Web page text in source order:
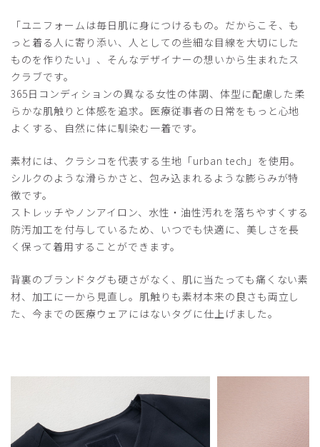
小さめ
大きめ
ストレッチ感 よく伸びる
伸びない
厚さとても薄い 厚い
スクラブは首回りの空き具合、そで口の空きが気になるとこ
ろでしたが、サイズ感がとても良い。生地は張りがあって厚
手、透けません。ポケットが胸にないけど、オーガナイザー
を使えば問題ないし、腰まわりにあるのも新鮮です。何よ
り、色味がお気に入りです。
ベビーピンク/S
sami様
購入確認済み
年齢:50代 身長: 151-155cm 体重: 46-50kg
役に立った 2
「ユニフォームは毎日肌に身につけるもの。だからこそ、も
っと着る人に寄り添い、人としての些細な目線を大切にした
ものを作りたい」、そんなデザイナーの想いから生まれたス
クラブです。
365日コンディションの異なる女性の体調、体型に配慮した柔
らかな肌触りと体感を追求。医療従事者の日常をもっと心地
よくする、自然に体に馴染む一着です。
素材には、クラシコを代表する生地「urban tech」を使用。
シルクのような滑らかさと、包み込まれるような膨らみが特
徴です。
ストレッチやノンアイロン、水性・油性汚れを落ちやすくする
防汚加工を付与しているため、いつでも快適に、美しさを長
く保って着用することができます。
背裏のブランドタグも硬さがなく、肌に当たっても痛くない素
材、加工に一から見直し。肌触りも素材本来の良さも両立し
た、今までの医療ウェアにはないタグに仕上げました。